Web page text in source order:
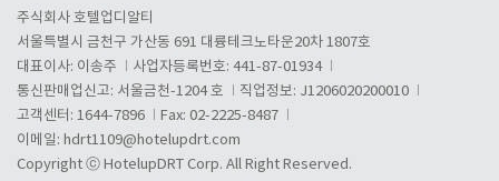
주식회사 호텔업디알티
서울특별시 금천구 가산동 691 대륭테크노타운20차 1807호
대표이사: 이송주
사업자등록번호: 441-87-01934
통신판매업신고: 서울금천-1204 호
직업정보: J1206020200010
고객센터: 1644-7896
Fax: 02-2225-8487
이메일: hdrt1109@hotelupdrt.com
Copyright ⓒ HotelupDRT Corp. All Right Reserved.